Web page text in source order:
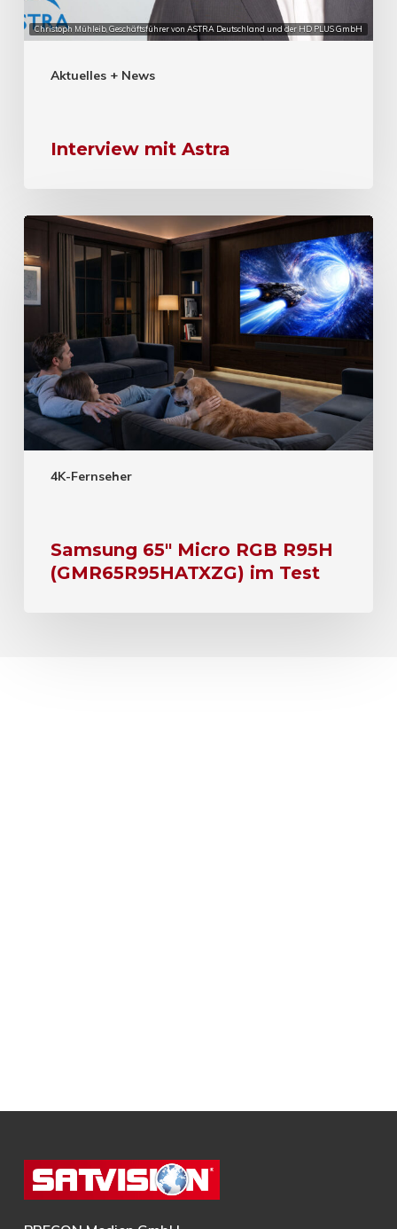
Christoph Mühleib, Geschäftsführer von ASTRA Deutschland und der HD PLUS GmbH
Aktuelles + News
Interview mit Astra
4K-Fernseher
Samsung 65″ Micro RGB R95H
(GMR65R95HATXZG) im Test